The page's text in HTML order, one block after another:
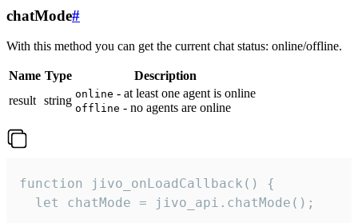
chatMode#
With this method you can get the current chat status: online/offline.
Name Type
Description
result string online - at least one agent is online
offline - no agents are online
function jivo_onLoadCallback() {
  let chatMode = jivo_api.chatMode();